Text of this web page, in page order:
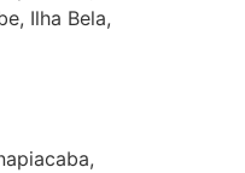
Ilha Bela,